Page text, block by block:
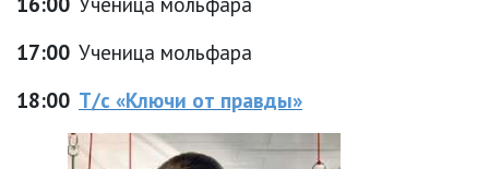
17:00 Ученица мольфара
18:00 Т/с «Ключи от правды»